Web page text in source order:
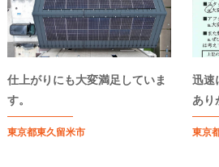
仕上がりにも大変満足していま
す。
東京都東久留米市
迅速
あり
東京